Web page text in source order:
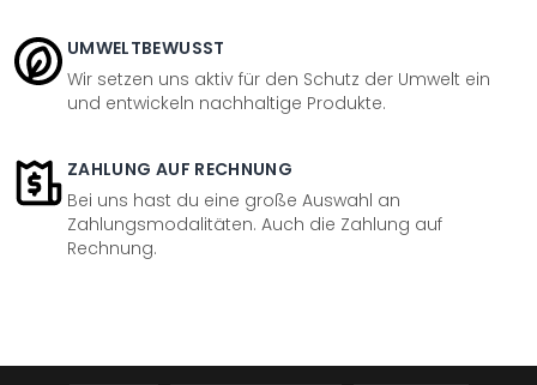
UMWELTBEWUSST
Wir setzen uns aktiv für den Schutz der Umwelt ein
und entwickeln nachhaltige Produkte.
ZAHLUNG AUF RECHNUNG
Bei uns hast du eine große Auswahl an
Zahlungsmodalitäten. Auch die Zahlung auf
Rechnung.